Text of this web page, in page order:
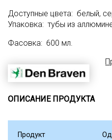
Доступные цвета: белый,
Упаковка: тубы из
Фасовка: 600 мл.
ОПИСАНИЕ ПРОДУКТА
Продукт